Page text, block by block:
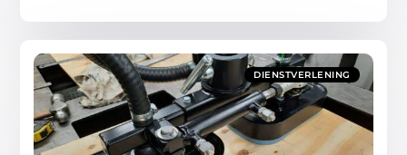
DIENSTVERLENING